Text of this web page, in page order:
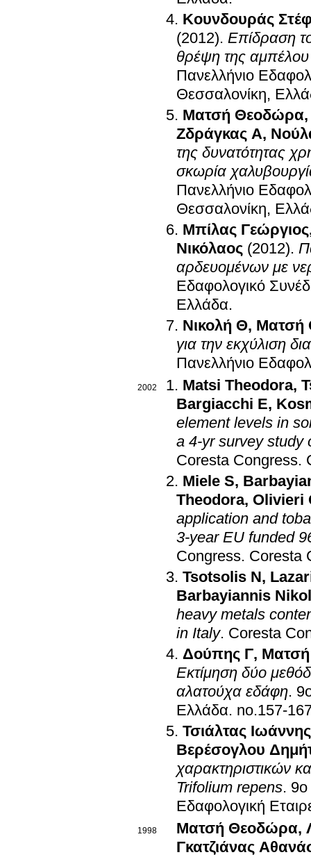
Κουνδουράς
(2012). Επίδραση
θρέψη της
Πανελλήνιο
Θεσσαλονίκη,
Ματσή Θεοδώρα
Ζδράγκας Α,
της δυνατότητας
σκωρία
Πανελλήνιο
Θεσσαλονίκη,
Μπίλας Γεώργιος
Νικόλαος (2012).
αρδευομένων με
Εδαφολογικό
Ελλάδα.
Νικολή Θ, Ματσή
για την εκχύλιση
Πανελλήνιο
2002 Matsi Theodora,
Bargiacchi E,
element levels in
a 4-yr survey study
Coresta Congress.
Miele S,
Theodora, Olivieri
application and
3-year EU funded
Congress. Coresta
Tsotsolis N,
Barbayiannis
heavy metals
in Italy. Coresta
Δούπης Γ,
Εκτίμηση δύο
αλατούχα εδάφη.
Ελλάδα. no.157-
Τσιάλτας Ιωάννης
Βερέσογλου
χαρακτηριστικών
Trifolium repens. 9ο
Εδαφολογική
1998 Ματσή Θεοδώρα,
Γκατζιάνας